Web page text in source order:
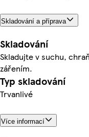
Skladování a příprava
Skladování
Skladujte v suchu,
zářením.
Typ skladování
Trvanlivé
Více informací